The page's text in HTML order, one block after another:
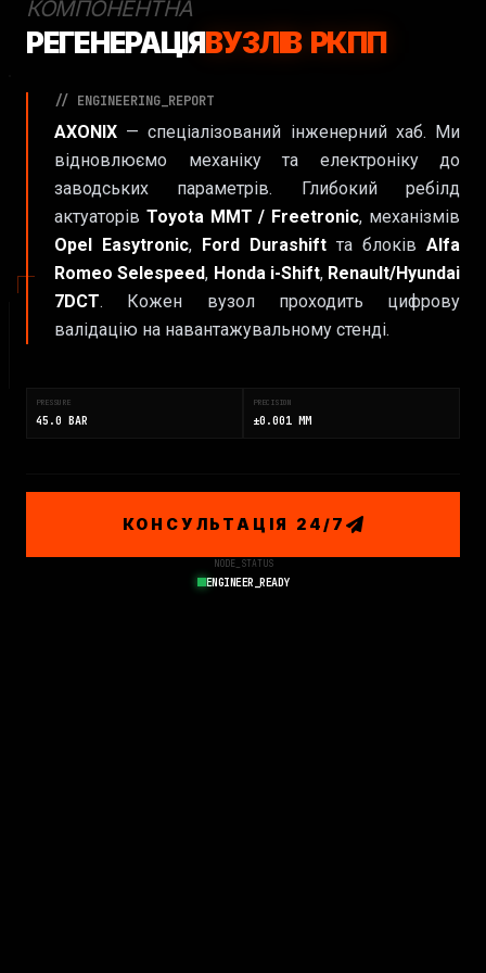
КОМПОНЕНТНА
РЕГЕНЕРАЦІЯВУЗЛІВ РКПП
// ENGINEERING_REPORT
AXONIX — спеціалізований інженерний хаб. Ми
відновлюємо механіку та електроніку до
заводських параметрів. Глибокий ребілд
актуаторів Toyota MMT / Freetronic, механізмів
Opel Easytronic, Ford Durashift та блоків Alfa
Romeo Selespeed, Honda i-Shift, Renault/Hyundai
7DCT. Кожен вузол проходить цифрову
валідацію на навантажувальному стенді.
PRESSURE
45.0 BAR
PRECISION
±0.001 MM
КОНСУЛЬТАЦІЯ 24/7
NODE_STATUS
ENGINEER_READY